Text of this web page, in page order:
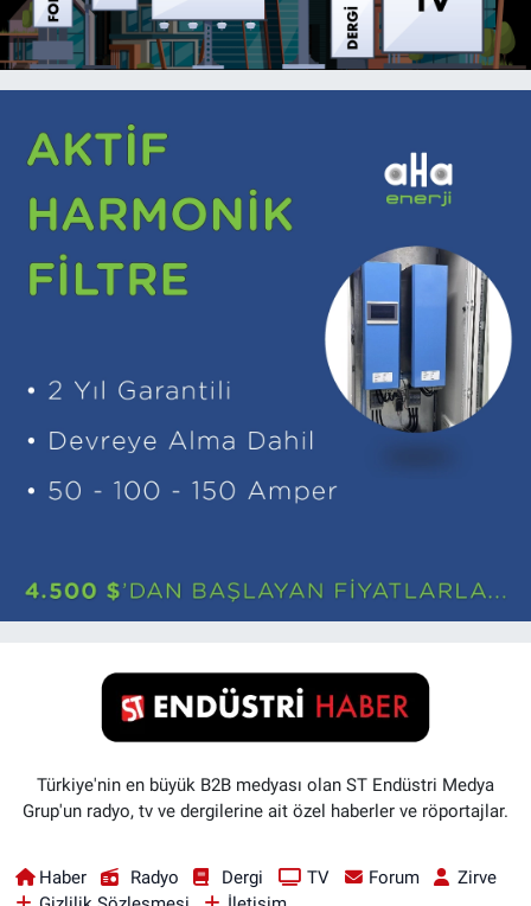
Türkiye'nin en büyük B2B medyası olan ST Endüstri Medya
Grup'un radyo, tv ve dergilerine ait özel haberler ve röportajlar.
Haber Radyo Dergi TV Forum
Zirve